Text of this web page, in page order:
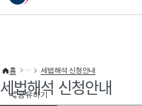
이 누리집은 대한민국 공식 전자정부 누리집입니다.
공유하기
홈 세법해석 신청안내
세법해석 신청안내